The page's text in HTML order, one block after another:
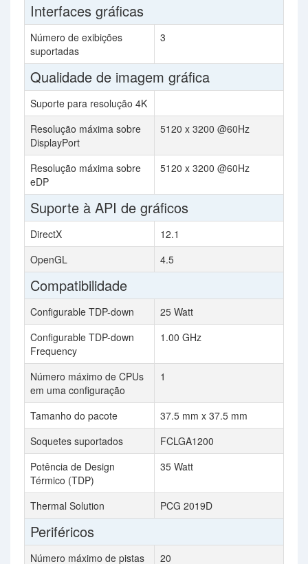
Interfaces gráficas
Número de exibições
suportadas
3
Qualidade de imagem gráfica
Suporte para resolução 4K
Resolução máxima sobre
DisplayPort
5120 x 3200 @60Hz
Resolução máxima sobre
eDP
5120 x 3200 @60Hz
Suporte à API de gráficos
DirectX
12.1
OpenGL
4.5
Compatibilidade
Configurable TDP-down
25 Watt
Configurable TDP-down
Frequency
1.00 GHz
Número máximo de CPUs
em uma configuração
1
Tamanho do pacote
37.5 mm x 37.5 mm
Soquetes suportados
FCLGA1200
Potência de Design
Térmico (TDP)
35 Watt
Thermal Solution PCG 2019D
Periféricos
Número máximo de pistas 20